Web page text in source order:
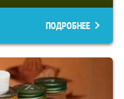
ПОДРОБНЕЕ